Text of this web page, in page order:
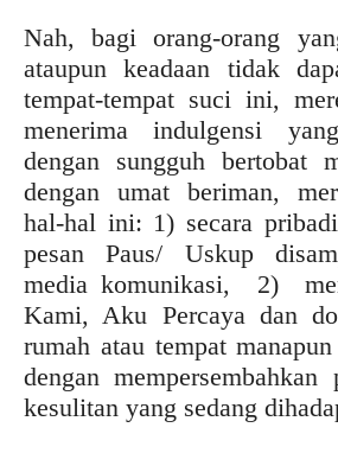
Nah, bagi orang-orang
ataupun keadaan tidak
tempat-tempat suci ini,
menerima indulgensi
dengan sungguh bertobat
dengan umat beriman,
hal-hal ini: 1) secara
pesan Paus/ Uskup
media komunikasi, 2)
Kami, Aku Percaya dan
rumah atau tempat
dengan mempersembahkan
kesulitan yang sedang